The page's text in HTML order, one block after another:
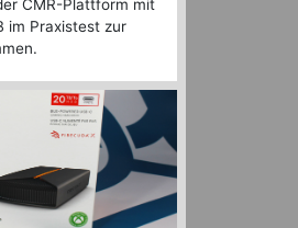
CMR-Plattform mit
im Praxistest zur